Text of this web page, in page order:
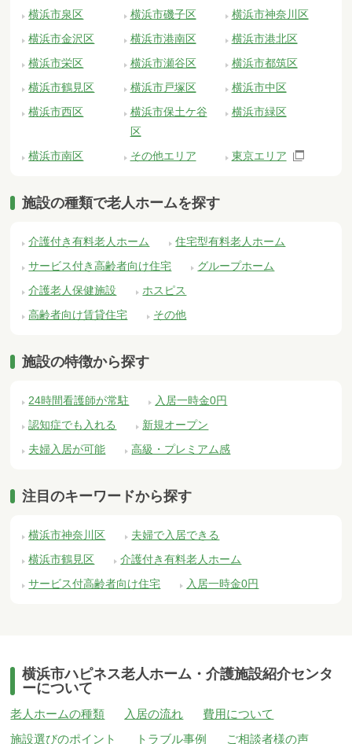
横浜市泉区
横浜市磯子区
横浜市神奈川区
横浜市金沢区
横浜市港南区
横浜市港北区
横浜市栄区
横浜市瀬谷区
横浜市都筑区
横浜市鶴見区
横浜市戸塚区
横浜市中区
横浜市西区
横浜市保土ケ谷
区
横浜市緑区
横浜市南区 その他エリア 東京エリア
施設の種類で老人ホームを探す
介護付き有料老人ホーム
住宅型有料老人ホーム
サービス付き高齢者向け住宅
グループホーム
介護老人保健施設
ホスピス
高齢者向け賃貸住宅
その他
施設の特徴から探す
24時間看護師が常駐
入居一時金0円
認知症でも入れる
新規オープン
夫婦入居が可能
高級・プレミアム感
注目のキーワードから探す
横浜市神奈川区
夫婦で入居できる
横浜市鶴見区
介護付き有料老人ホーム
サービス付高齢者向け住宅
入居一時金0円
横浜市ハピネス老人ホーム・介護施設紹介センタ
ーについて
老人ホームの種類 入居の流れ
費用について
施設選びのポイント
トラブル事例 ご相談者様の声